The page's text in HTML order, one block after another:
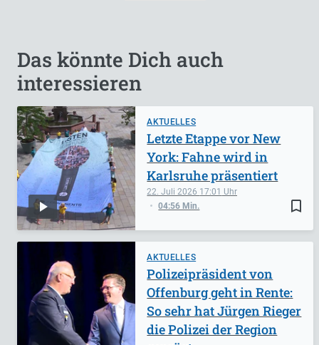
Das könnte Dich auch
interessieren
AKTUELLES
bookmark_border
22. Juli 2026 17:01
04:56 Min.
Letzte Etappe vor New
York: Fahne wird in
Karlsruhe präsentiert
AKTUELLES
Polizeipräsident von
Offenburg geht in Rente:
So sehr hat Jürgen Rieger
die Polizei der Region